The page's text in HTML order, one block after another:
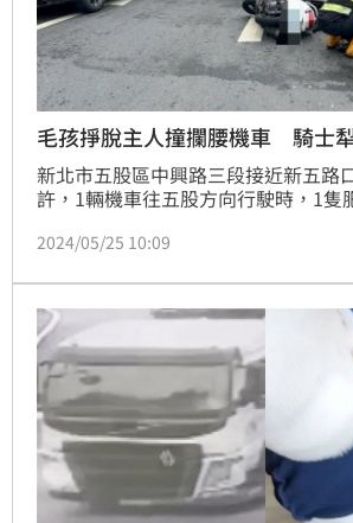
毛孩掙脫主人撞攔腰機車 騎士
新北市五股區中興路三段接近新五路
許，1輛機車往五股方向行駛時，1隻
因此重心不穩犁田，小黃狗只回頭看
狗呢？男騎士犁田後全身擦挫傷由救
酒測並未酒駕，轄區警方已受理報案
說明。
2024/05/25 10:09